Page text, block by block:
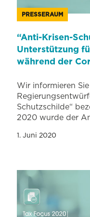
PRESSERAUM
“Anti-Krisen-
Unterstützung
während der
Wir informieren
Schutzschilde“
2020 wurde der
1. Juni 2020